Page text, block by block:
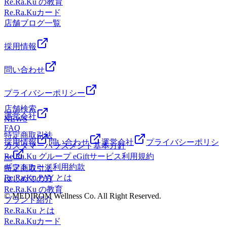
付19:20)TEL： 0467-47-9588〒247-0056 神奈川県鎌倉市大
船1丁目22-27 伊勢屋パールビル 3F
★・Re.Ra.Ku PAY または ・お得な紙チケット詳しくはスタ
ッフまで!!◆店頭でのお水の提供が終了致しました。水分は
ご持参頂きますよう宜しくお願い致します。ーーーーーーー
ーーーーーーーーーーーーーーーーーーーーーーーーーーー
ーーーーーーーーーご予約はこちらから
→https://epark.jp/shopinfo/rrk54742/【疲れる前にお身体をケア
しましょう♪】当店はリラクゼーション店です♪リラックスし
体が軽くなってるはず♪みなさまのご来店を心よりお待ちし
ております♪ 【Re.Ra.Ku大船店】平日:11:00～21:00(最終受付
20:20) 土日祝:11:00～20:00(最終受付19:20)〒247-0056 神奈川
県鎌倉市大船1丁目22-27 伊勢屋パールビル 3F
にお選びいただけます!(肩くびストレッチ・脚こしストレッ
チ・肩甲骨ケア・骨盤ケア 別途+1,100円)
☆彡☆彡☆彡★サマーチャージキャンペーンはじまります
ッフまで!!◆店頭でのお水の提供が終了致しました。水分は
ーーーーーーーーーーーーーーーーーーーーーーーーーーー
→https://epark.jp/shopinfo/rrk54742/【疲れる前にお身体をケア
しましょう♪】当店はリラクゼーション店です♪リラックスし
ながら疲れをなくします!施術後はマッサージ後のように身
体が軽くなってるはず♪みなさまのご来店を心よりお待ちし
ております♪ 【Re.Ra.Ku大船店】平日:11:00～21:00(最終受付
20:20) 土日祝:11:00～20:00(最終受付19:20)〒247-0056 神奈川
県鎌倉市大船1丁目22-27 伊勢屋パールビル 3F
Re.Ra.Kuカード
店舗ブログ一覧
採用情報
問い合わせ
プライバシーポリシー
運営会社
特定商取引法
カスタマーハラスメント基本方針
Re.Ra.Ku グループ eGiftサービス利用規約
ギフトカード利用約款
Re.Ra.Ku PAY とは
© MEDIROM Wellness Co. All Right Reserved.
店舗検索
NEWS
FAQ
採用情報
問い合わせ 運営会社
プライバシーポリシ
ー
特定商取引法
はじめての方
Re.Ra.Ku の教育
ブランド紹介
Re.Ra.Ku とは
Re.Ra.Kuカード